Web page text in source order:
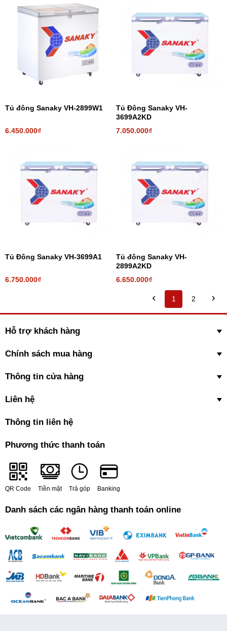
Tủ đông Sanaky VH-2899W1
6.450.000₫
Tủ Đông Sanaky VH-
3699A2KD
7.050.000₫
Tủ Đông Sanaky VH-3699A1
6.750.000₫
Tủ đông Sanaky VH-
2899A2KD
6.650.000₫
1 2
Hỗ trợ khách hàng
Chính sách mua hàng
Thông tin cửa hàng
Liên hệ
Thông tin liên hệ
Phương thức thanh toán
QR Code Tiền mặt Trả góp Banking
Danh sách các ngân hàng thanh toán online